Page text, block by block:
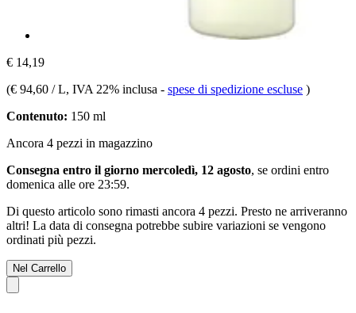
€ 14,19
(€ 94,60 / L, IVA 22% inclusa - spese di spedizione escluse )
Contenuto: 150 ml
Ancora 4 pezzi in magazzino
Consegna entro il giorno mercoledì, 12 agosto, se ordini entro
domenica alle ore 23:59.
Di questo articolo sono rimasti ancora 4 pezzi. Presto ne arriveranno
altri! La data di consegna potrebbe subire variazioni se vengono
ordinati più pezzi.
Nel Carrello